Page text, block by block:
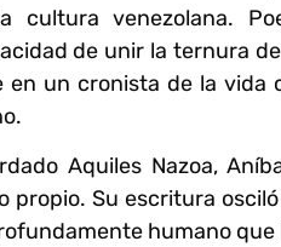
cultura venezolana.
de unir la ternura
en un cronista de la vida
Aquiles Nazoa,
propio. Su escritura
humano